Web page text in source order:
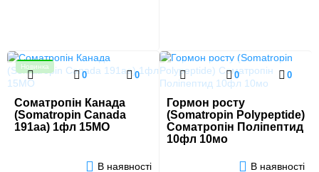
Новинка
0 0
Соматропін Канада
(Somatropin Canada
191aa) 1фл 15МО
В наявності
0 0
Гормон росту
(Somatropin Polypeptide)
Соматропін Поліпептид
10фл 10мо
В наявності